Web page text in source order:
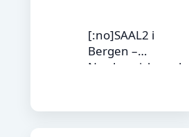
[:no]SAAL2 i
Bergen –
Nordsamisk med
studiepoeng[:yd]S